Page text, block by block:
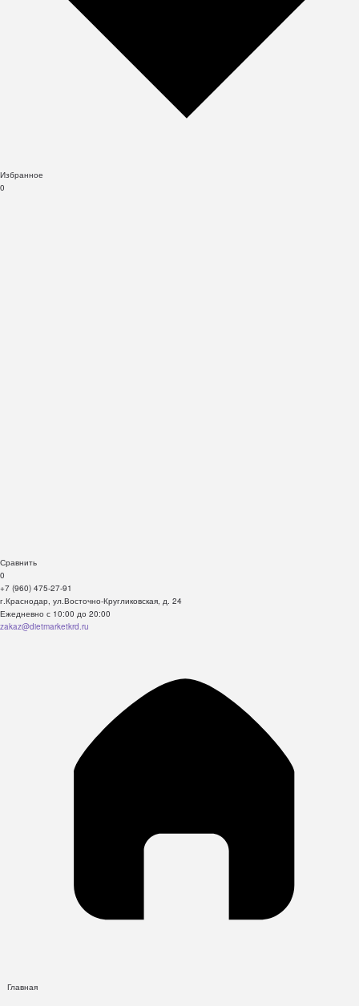
Избранное
0
Сравнить
0
+7 (960) 475-27-91
г.Краснодар, ул.Восточно-Кругликовская, д. 24
Ежедневно с 10:00 до 20:00
zakaz@dietmarketkrd.ru
Главная